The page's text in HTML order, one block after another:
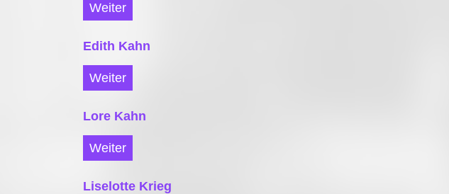
Weiter
Edith Kahn
Weiter
Lore Kahn
Weiter
Liselotte Krieg